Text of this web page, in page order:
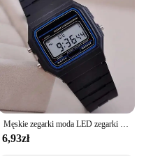
Męskie zegarki moda LED zegarki cyfrowe męskie sportowe wojskowe zegarki na rękę Vintage silikonowa opaska na nadgarstek zegar elektroniczny Reloj Hombre
6,93zł